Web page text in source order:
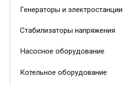
Генераторы и электростанции
Стабилизаторы напряжения
Насосное оборудование
Котельное оборудование